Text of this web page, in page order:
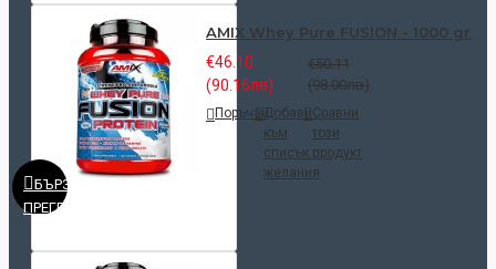
БЪРЗ
ПРЕГЛЕД
AMIX Whey Pure FUSION - 1000 gr
€46.10
(90.16лв)
€50.11
(98.00лв)
ПоръчайДобави
към
списък с
желания
Сравни
този
продукт